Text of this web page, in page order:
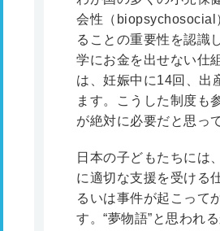
会性（biopsychosocial
ることの重要性を認識
学にお金を出せない仕
は、妊娠中に14回、出
ます。こうした制度も
が絶対に必要だと思っ
日本の子どもたちには
に適切な支援を受ける
るいは事件が起こって
す。“夢物語”と思われ